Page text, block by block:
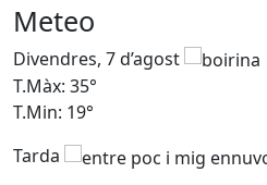
Meteo
Divendres, 7 d’agost
T.Màx: 35°
T.Min: 19°
Tarda